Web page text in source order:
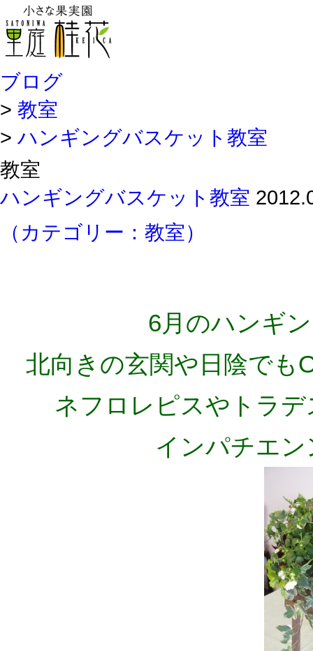
ブログ
> 教室
> ハンギングバスケット教室
教室
ハンギングバスケット教室
（カテゴリー：教室）
6月のハンギ
北向きの玄関や日陰でも
ネフロレピスやトラ
インパチエ